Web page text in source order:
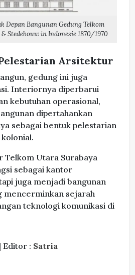
Depan Bangunan Gedung Telkom
Stedebouw in Indonesie 1870/1970
Arsitektur
gedung ini juga
Interiornya diperbarui
kebutuhan operasional,
dipertahankan
sebagai bentuk pelestarian
Telkom Utara Surabaya
sebagai kantor
juga menjadi bangunan
mencerminkan sejarah
teknologi komunikasi di
| Editor : Satria